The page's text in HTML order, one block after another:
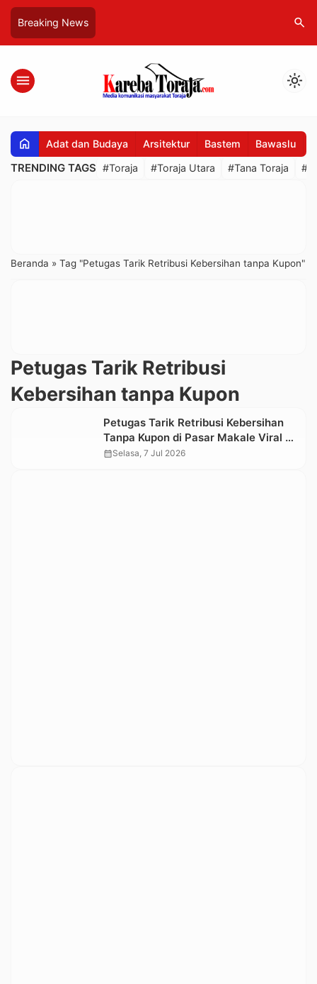
Breaking News search
menu light_mode
home Adat dan Budaya Arsitektur Bastem Bawaslu
TRENDING TAGS #Toraja #Toraja Utara #Tana Toraja
Beranda » Tag "Petugas Tarik Retribusi Kebersihan tanpa Kupon"
Petugas Tarik Retribusi
Kebersihan tanpa Kupon
Petugas Tarik Retribusi Kebersihan
Tanpa Kupon di Pasar Makale Viral di
Media Sosial
calendar_monthSelasa, 7 Jul 2026